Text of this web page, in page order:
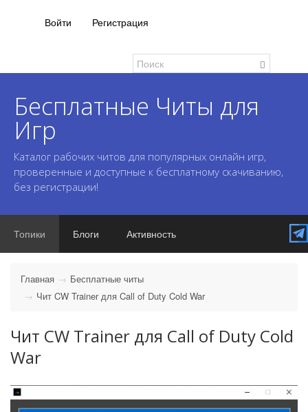
Войти Регистрация
Бесплатные Читы для
Игр
Каталог рабочих читов для популярных онлайн игр,
проверенные и доступные к бесплатному скачиванию,
без регистрации!
Топики Блоги Активность
Главная
Бесплатные читы
Чит CW Trainer для Call of Duty Cold War
Чит CW Trainer для Call of Duty Cold
War